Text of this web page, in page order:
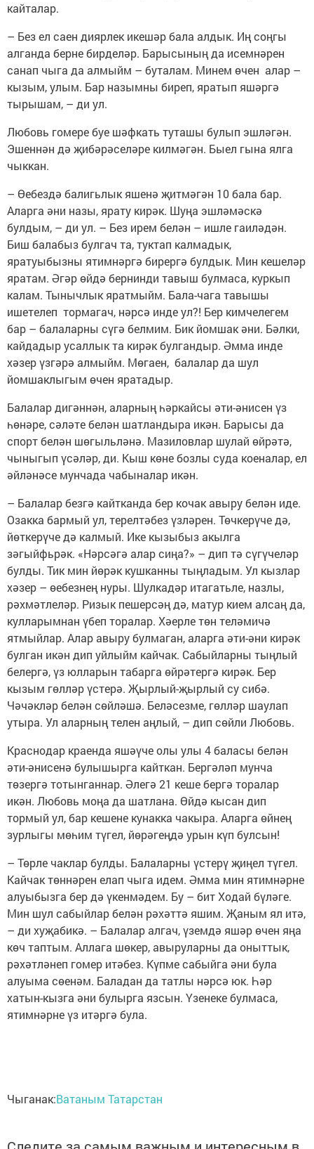
кайталар.
– Без ел саен диярлек икешәр бала алдык. Иң соңгы
алганда берне бирделәр. Барысының да исемнәрен
санап чыга да алмыйм – буталам. Минем өчен алар –
кызым, улым. Бар назымны биреп, яратып яшәргә
тырышам, – ди ул.
Любовь гомере буе шәфкать туташы булып эшләгән.
Эшеннән дә җибәрәселәре килмәгән. Быел гына ялга
чыккан.
– Өебездә балигьлык яшенә җитмәгән 10 бала бар.
Аларга әни назы, ярату кирәк. Шуңа эшләмәскә
булдым, – ди ул. – Без ирем белән – ишле гаиләдән.
Биш балабыз булгач та, туктап калмадык,
яратуыбызны ятимнәргә бирергә булдык. Мин кешеләр
яратам. Әгәр өйдә бернинди тавыш булмаса, куркып
калам. Тынычлык яратмыйм. Бала-чага тавышы
ишетелеп тормагач, нәрсә инде ул?! Бер кимчелегем
бар – балаларны сүгә белмим. Бик йомшак әни. Бәлки,
кайдадыр усаллык та кирәк булгандыр. Әмма инде
хәзер үзгәрә алмыйм. Мөгаен, балалар да шул
йомшаклыгым өчен яратадыр.
Балалар дигәннән, аларның һәркайсы әти-әнисен үз
һөнәре, сәләте белән шатландыра икән. Барысы да
спорт белән шөгыльләнә. Мазиловлар шулай өйрәтә,
чыныгып үсәләр, ди. Кыш көне бозлы суда коеналар, ел
әйләнәсе мунчада чабыналар икән.
– Балалар безгә кайтканда бер кочак авыру белән иде.
Озакка бармый ул, терелтәбез үзләрен. Төчкерүче дә,
йөткерүче дә калмый. Ике кызыбыз акылга
зәгыйфьрәк. «Нәрсәгә алар сиңа?» – дип тә сүгүчеләр
булды. Тик мин йөрәк кушканны тыңладым. Ул кызлар
хәзер – өебезнең нуры. Шулкадәр итагатьле, назлы,
рәхмәтлеләр. Ризык пешерсәң дә, матур кием алсаң да,
кулларымнан үбеп торалар. Хәерле төн теләмичә
ятмыйлар. Алар авыру булмаган, аларга әти-әни кирәк
булган икән дип уйлыйм кайчак. Сабыйларны тыңлый
белергә, үз юлларын табарга өйрәтергә кирәк. Бер
кызым гөлләр үстерә. Җырлый-җырлый су сибә.
Чәчәкләр белән сөйләшә. Беләсезме, гөлләр шаулап
утыра. Ул аларның телен аңлый, – дип сөйли Любовь.
Краснодар краенда яшәүче олы улы 4 баласы белән
әти-әнисенә булышырга кайткан. Бергәләп мунча
төзергә тотынганнар. Әлегә 21 кеше бергә торалар
икән. Любовь моңа да шатлана. Өйдә кысан дип
тормый ул, бар кешене кунакка чакыра. Аларга өйнең
зурлыгы мөһим түгел, йөрәгеңдә урын күп булсын!
– Төрле чаклар булды. Балаларны үстерү җиңел түгел.
Кайчак төннәрен елап чыга идем. Әмма мин ятимнәрне
алуыбызга бер дә үкенмәдем. Бу – бит Ходай бүләге.
Мин шул сабыйлар белән рәхәттә яшим. Җаным ял итә,
– ди хуҗабикә. – Балалар алгач, үземдә яшәр өчен яңа
көч таптым. Аллага шөкер, авыруларны да оныттык,
рәхәтләнеп гомер итәбез. Күпме сабыйга әни була
алуыма сөенәм. Баладан да татлы нәрсә юк. Һәр
хатын-кызга әни булырга язсын. Үзенеке булмаса,
ятимнәрне үз итәргә була.
Чыганак:Ватаным Татарстан